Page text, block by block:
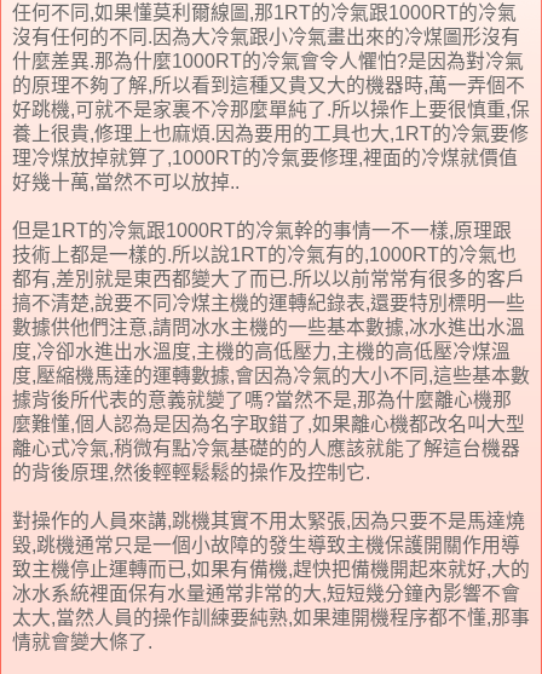
任何不同,如果懂莫利爾線圖,那1RT的冷氣跟1000RT的冷氣
沒有任何的不同.因為大冷氣跟小冷氣畫出來的冷煤圖形沒有
什麼差異.那為什麼1000RT的冷氣會令人懼怕?是因為對冷氣
的原理不夠了解,所以看到這種又貴又大的機器時,萬一弄個不
好跳機,可就不是家裏不冷那麼單純了.所以操作上要很慎重,保
養上很貴,修理上也麻煩.因為要用的工具也大,1RT的冷氣要修
理冷煤放掉就算了,1000RT的冷氣要修理,裡面的冷煤就價值
好幾十萬,當然不可以放掉..
但是1RT的冷氣跟1000RT的冷氣幹的事情一不一樣,原理跟
技術上都是一樣的.所以說1RT的冷氣有的,1000RT的冷氣也
都有,差別就是東西都變大了而已.所以以前常常有很多的客戶
搞不清楚,說要不同冷煤主機的運轉紀錄表,還要特別標明一些
數據供他們注意,請問冰水主機的一些基本數據,冰水進出水溫
度,冷卻水進出水溫度,主機的高低壓力,主機的高低壓冷煤溫
度,壓縮機馬達的運轉數據,會因為冷氣的大小不同,這些基本數
據背後所代表的意義就變了嗎?當然不是,那為什麼離心機那
麼難懂,個人認為是因為名字取錯了,如果離心機都改名叫大型
離心式冷氣,稍微有點冷氣基礎的的人應該就能了解這台機器
的背後原理,然後輕輕鬆鬆的操作及控制它.
對操作的人員來講,跳機其實不用太緊張,因為只要不是馬達燒
毀,跳機通常只是一個小故障的發生導致主機保護開關作用導
致主機停止運轉而已,如果有備機,趕快把備機開起來就好,大的
冰水系統裡面保有水量通常非常的大,短短幾分鐘內影響不會
太大,當然人員的操作訓練要純熟,如果連開機程序都不懂,那事
情就會變大條了.